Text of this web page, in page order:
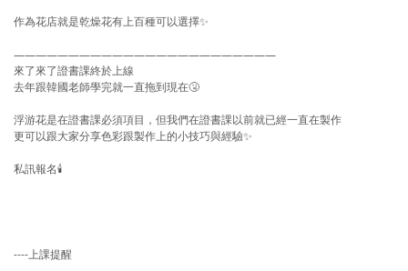
作為花店就是乾燥花有上百種可以選擇✨
————————————————————————
來了來了證書課終於上線
去年跟韓國老師學完就一直拖到現在🤧
浮游花是在證書課必須項目，但我們在證書課以前就已經一直在製作
更可以跟大家分享色彩跟製作上的小技巧與經驗✨
私訊報名🕯
----上課提醒